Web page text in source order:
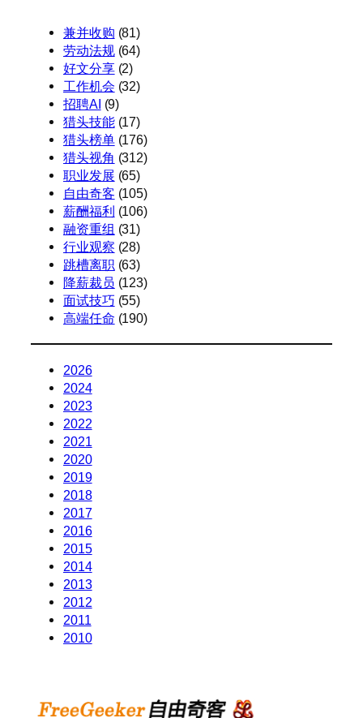
兼并收购 (81)
劳动法规(64)
好文分享(2)
工作机会 (32)
招聘AI (9)
猎头技能(17)
猎头榜单(176)
猎头视角 (312)
职业发展 (65)
自由奇客 (105)
薪酬福利 (106)
融资重组 (31)
行业观察 (28)
跳槽离职 (63)
降薪裁员 (123)
面试技巧 (55)
高端任命 (190)
2026
2024
2023
2022
2021
2020
2019
2018
2017
2016
2015
2014
2013
2012
2011
2010